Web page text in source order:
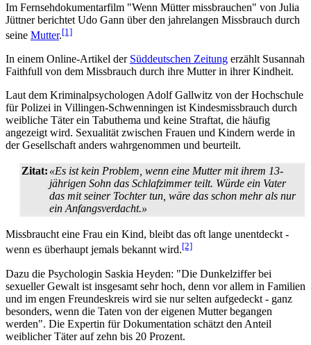
Im Fernsehdokumentarfilm "Wenn Mütter missbrauchen" von Julia
Jüttner berichtet Udo Gann über den jahrelangen Missbrauch durch
seine Mutter.[1]
In einem Online-Artikel der Süddeutschen Zeitung erzählt Susannah
Faithfull von dem Missbrauch durch ihre Mutter in ihrer Kindheit.
Laut dem Kriminalpsychologen Adolf Gallwitz von der Hochschule
für Polizei in Villingen-Schwenningen ist Kindesmissbrauch durch
weibliche Täter ein Tabuthema und keine Straftat, die häufig
angezeigt wird. Sexualität zwischen Frauen und Kindern werde in
der Gesellschaft anders wahrgenommen und beurteilt.
Zitat: «Es ist kein Problem, wenn eine Mutter mit ihrem 13-
jährigen Sohn das Schlafzimmer teilt. Würde ein Vater
das mit seiner Tochter tun, wäre das schon mehr als nur
ein Anfangsverdacht.»
Missbraucht eine Frau ein Kind, bleibt das oft lange unentdeckt -
wenn es überhaupt jemals bekannt wird.[2]
Dazu die Psychologin Saskia Heyden: "Die Dunkelziffer bei
sexueller Gewalt ist insgesamt sehr hoch, denn vor allem in Familien
und im engen Freundeskreis wird sie nur selten aufgedeckt - ganz
besonders, wenn die Taten von der eigenen Mutter begangen
werden". Die Expertin für Dokumentation schätzt den Anteil
weiblicher Täter auf zehn bis 20 Prozent.